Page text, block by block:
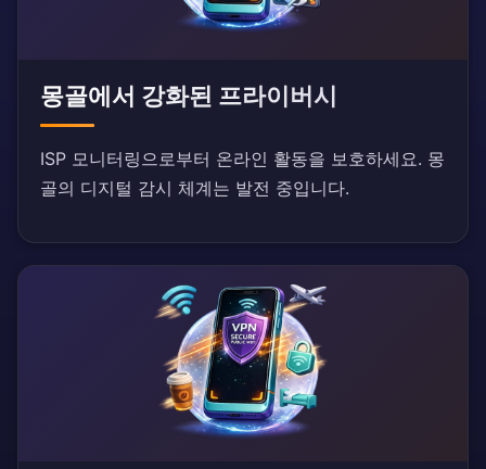
몽골에서 강화된 프라이버시
ISP 모니터링으로부터 온라인 활동을 보호하세요. 몽
골의 디지털 감시 체계는 발전 중입니다.